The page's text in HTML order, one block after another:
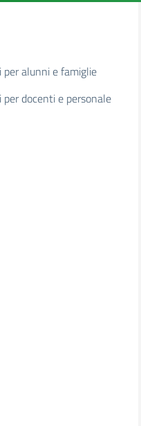
per alunni e famiglie
per docenti e personale